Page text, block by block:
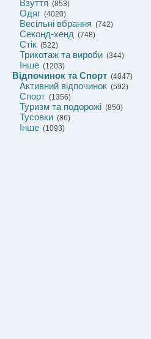
Взуття (853)
Одяг (4020)
Весільні вбрання (742)
Секонд-хенд (748)
Стік (522)
Трикотаж та вироби (344)
Інше (1203)
Відпочинок та Спорт (4047)
Активний відпочинок (592)
Спорт (1356)
Туризм та подорожі (850)
Тусовки (86)
Інше (1093)